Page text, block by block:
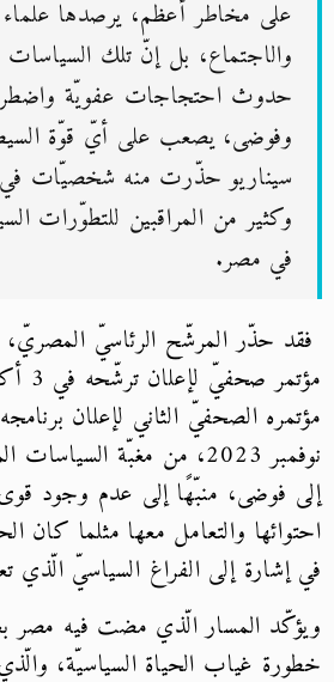
على مخاطر أعظم، يرصدها علماء
والاجتماع، بل إنّ تلك
حدوث احتجاجات عفويّة
وفوضى، يصعب على أيّ قوّة
سيناريو حذّرت منه شخصيّات
وكثير من المراقبين للتطوّرات
في مصر.
فقد حذّر المرشّح الرئاسيّ المصريّ،
نوفمبر 2023، من مغبّة
إلى فوضى، منبّهًا إلى عدم وجود
في إشارة إلى الفراغ السياسيّ الّذي
خطورة غياب الحياة السياسيّة،